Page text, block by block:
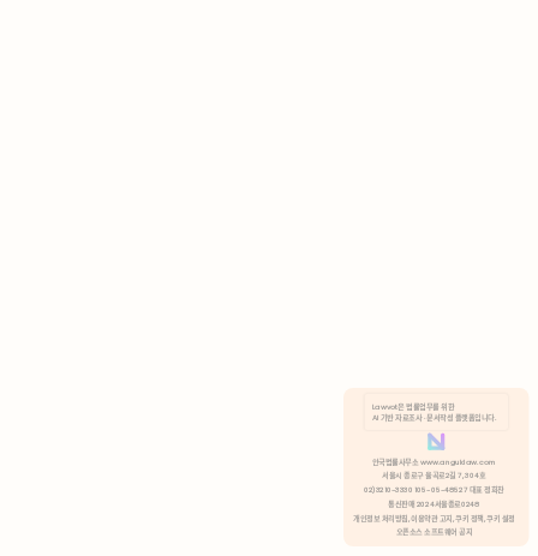
분석 쿠키 허용
Lawvot은 법률업무를 위한
AI 기반 자료조사 · 문서작성 플랫폼입니다.
안국법률사무소 www.anguklaw.com
서울시 종로구 율곡로2길 7, 304호
02)3210-3330 105-05-48527 대표 정희찬
통신판매 2024서울종로0248
개인정보 처리방침, 이용약관 고지, 쿠키 정책, 쿠키 설정
오픈소스 소프트웨어 공지